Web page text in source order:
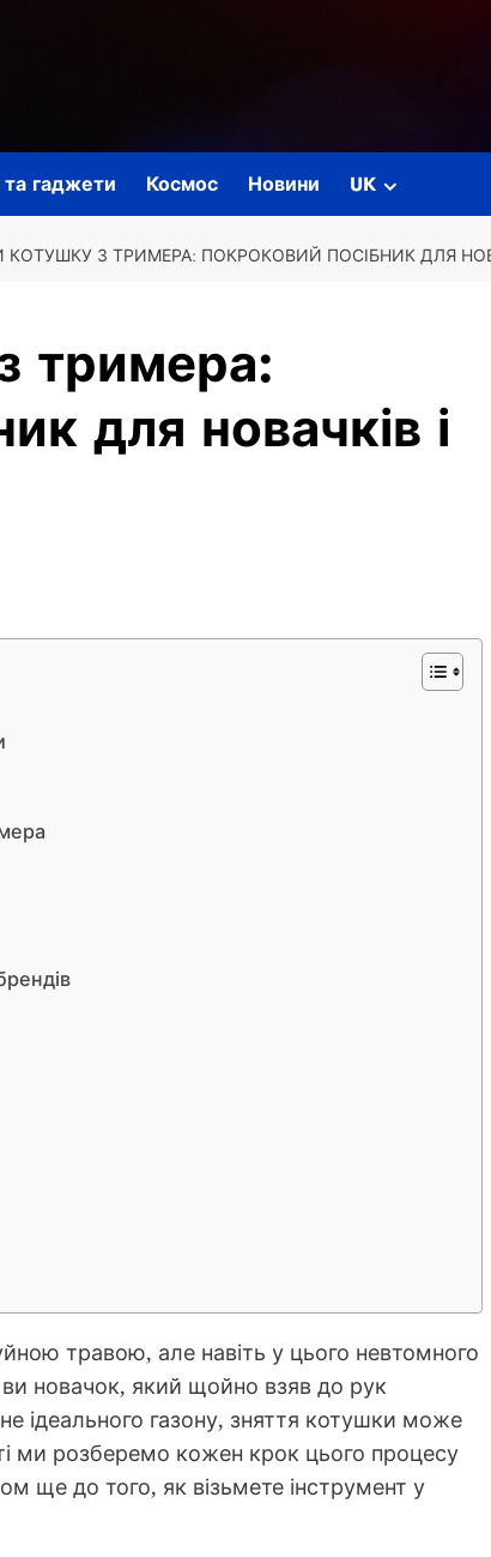
та гаджети Космос Новини UK
КОТУШКУ З ТРИМЕРА: ПОКРОКОВИЙ ПОСІБНИК ДЛЯ
тримера:
для новачків і
травою, але навіть у цього невтомного
ви новачок, який щойно взяв до рук
ідеального газону, зняття котушки може
ми розберемо кожен крок цього процесу
ще до того, як візьмете інструмент у